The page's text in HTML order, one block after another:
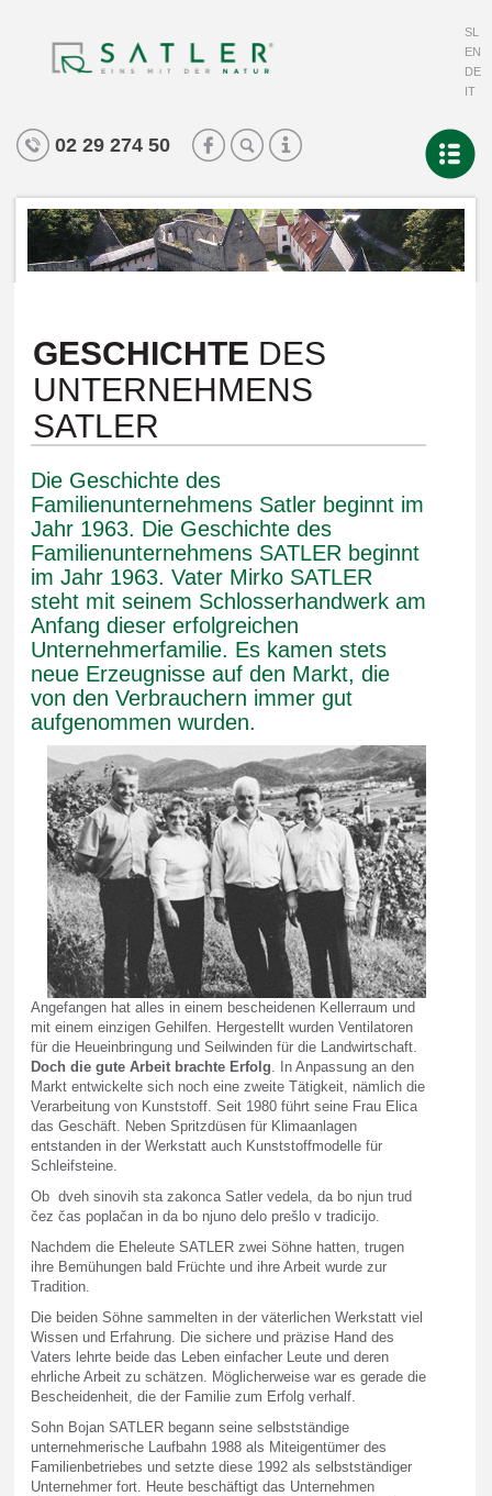
SL
EN
DE
IT
02 29 274 50
GESCHICHTE DES
UNTERNEHMENS
SATLER
Die Geschichte des
Familienunternehmens Satler beginnt im
Jahr 1963. Die Geschichte des
Familienunternehmens SATLER beginnt
im Jahr 1963. Vater Mirko SATLER
steht mit seinem Schlosserhandwerk am
Anfang dieser erfolgreichen
Unternehmerfamilie. Es kamen stets
neue Erzeugnisse auf den Markt, die
von den Verbrauchern immer gut
aufgenommen wurden.
Angefangen hat alles in einem bescheidenen Kellerraum und
mit einem einzigen Gehilfen. Hergestellt wurden Ventilatoren
für die Heueinbringung und Seilwinden für die Landwirtschaft.
Doch die gute Arbeit brachte Erfolg . In Anpassung an den
Markt entwickelte sich noch eine zweite Tätigkeit, nämlich die
Verarbeitung von Kunststoff. Seit 1980 führt seine Frau Elica
das Geschäft. Neben Spritzdüsen für Klimaanlagen
entstanden in der Werkstatt auch Kunststoffmodelle für
Schleifsteine.
Ob dveh sinovih sta zakonca Satler vedela, da bo njun trud
čez čas poplačan in da bo njuno delo prešlo v tradicijo.
Nachdem die Eheleute SATLER zwei Söhne hatten, trugen
ihre Bemühungen bald Früchte und ihre Arbeit wurde zur
Tradition.
Die beiden Söhne sammelten in der väterlichen Werkstatt viel
Wissen und Erfahrung. Die sichere und präzise Hand des
Vaters lehrte beide das Leben einfacher Leute und deren
ehrliche Arbeit zu schätzen. Möglicherweise war es gerade die
Bescheidenheit, die der Familie zum Erfolg verhalf.
Sohn Bojan SATLER begann seine selbstständige
unternehmerische Laufbahn 1988 als Miteigentümer des
Familienbetriebes und setzte diese 1992 als selbstständiger
Unternehmer fort. Heute beschäftigt das Unternehmen